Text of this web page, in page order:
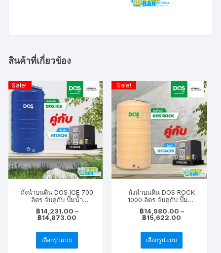
สินค้าที่เกี่ยวข้อง
Sale!
ถังน้ำบนดิน DOS ICE 700
ลิตร จับคู่กับ ปั๊มน้ำ
HITACHI รุ่น WM-
P200XX,WM-
P250XX,WM-P300XX
฿14,231.00 –
฿14,873.00
฿14,231.00
฿14,873.00
เลือกรูปแบบ
This
Sale!
ถังน้ำบนดิน DOS ROCK
1000 ลิตร จับคู่กับ ปั๊มน้ำ
HITACHI รุ่น WM-
P200XX,WM-
P250XX,WM-P300XX
฿14,980.00 –
฿15,622.00
฿14,980.00
฿15,622.00
เลือกรูปแบบ
This